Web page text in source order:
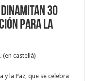
30
para la
(en castellà)
y la Paz, que se celebra